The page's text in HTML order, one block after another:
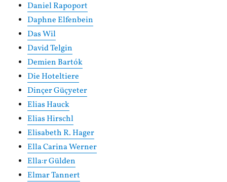
Daniel Rapoport
Daphne Elfenbein
Das Wil
David Telgin
Demien Bartók
Die Hoteltiere
Dinçer Güçyeter
Elias Hauck
Elias Hirschl
Elisabeth R. Hager
Ella Carina Werner
Ella:r Gülden
Elmar Tannert